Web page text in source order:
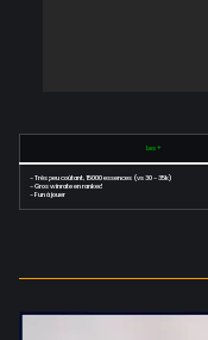
Les +
- Très peu coûtant, 15000 essences (vs 30 - 35k)
- Gros winrate en ranked
- Fun à jouer